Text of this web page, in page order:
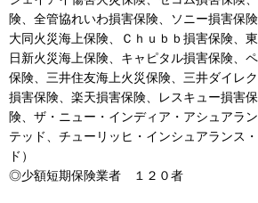
険、全管協れいわ損害保険、ソニー損害保
大同火災海上保険、Ｃｈｕｂｂ損害保険、
日新火災海上保険、キャピタル損害保険、
保険、三井住友海上火災保険、三井ダイレ
損害保険、楽天損害保険、レスキュー損害
険、ザ・ニュー・インディア・アシュアラ
テッド、チューリッヒ・インシュアランス
ド）
◎少額短期保険業者 １２０者